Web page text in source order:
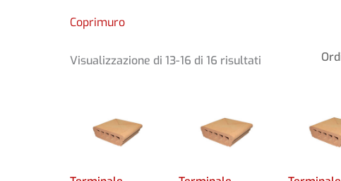
Coprimuro
Visualizzazione di 13-16 di 16 risultati